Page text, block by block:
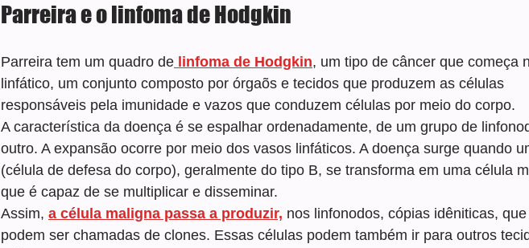
Parreira e o linfoma de Hodgkin
Parreira tem um quadro de linfoma de Hodgkin, um tipo de câncer que começa
linfático, um conjunto composto por órgaõs e tecidos que produzem as células
responsáveis pela imunidade e vazos que conduzem células por meio do corpo.
A característica da doença é se espalhar ordenadamente, de um grupo de
outro. A expansão ocorre por meio dos vasos linfáticos. A doença surge quando
(célula de defesa do corpo), geralmente do tipo B, se transforma em uma célula
que é capaz de se multiplicar e disseminar.
Assim, a célula maligna passa a produzir, nos linfonodos, cópias idêniticas,
podem ser chamadas de clones. Essas células podem também ir para outros